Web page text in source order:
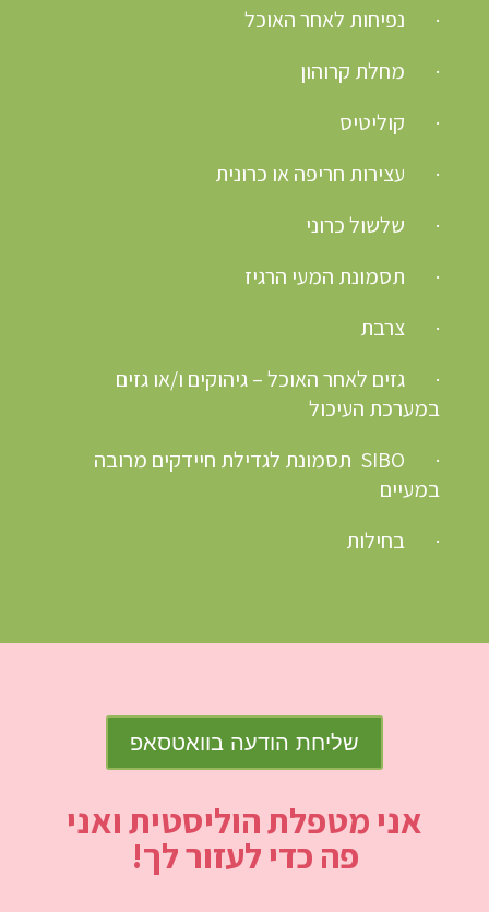
·
נפיחות לאחר האוכל
·
מחלת קרוהון
·
קוליטיס
·
עצירות חריפה או כרונית
·
שלשול כרוני
·
תסמונת המעי הרגיז
·
צרבת
·
גזים לאחר האוכל – גיהוקים ו/או גזים
במערכת העיכול
·
SIBO תסמונת לגדילת חיידקים מרובה
במעיים
·
בחילות
שליחת הודעה בוואטסאפ
אני מטפלת הוליסטית ואני
פה כדי לעזור לך!